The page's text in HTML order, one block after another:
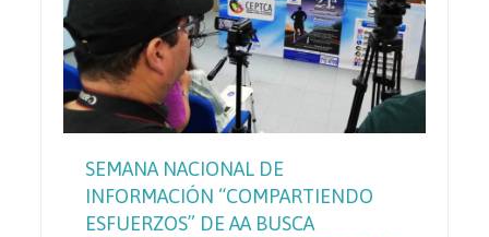
SEMANA NACIONAL DE
INFORMACIÓN “COMPARTIENDO
ESFUERZOS” DE AA BUSCA